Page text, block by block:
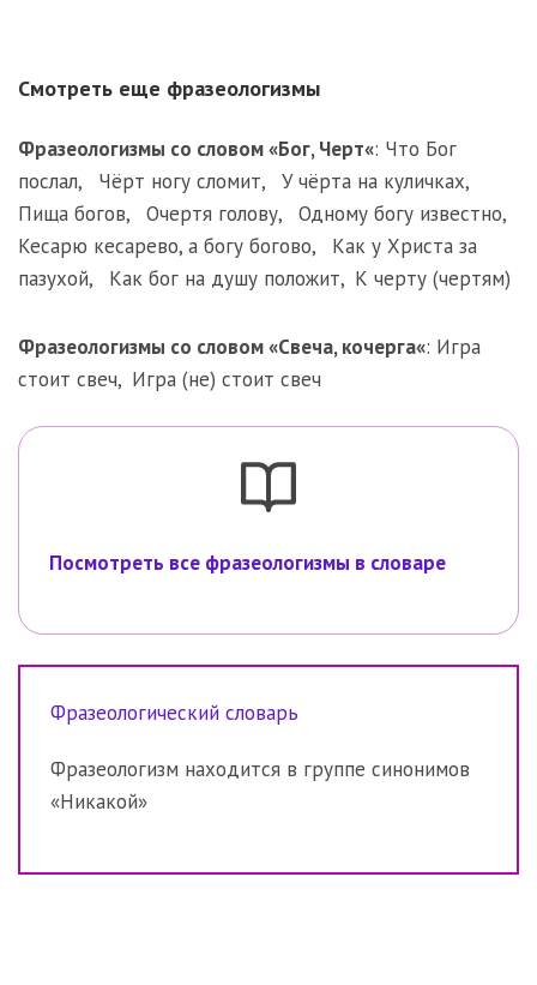
Смотреть еще фразеологизмы
Фразеологизмы со словом «Бог,Черт«: Что Бог
послал, Чёрт ногу сломит, У чёрта на куличках,
Пища богов, Очертя голову, Одному богу известно,
Кесарю кесарево, а богу богово, Как у Христа за
пазухой, Как бог на душу положит, К черту (чертям)
Фразеологизмы со словом «Свеча,кочерга«: Игра
стоит свеч, Игра (не) стоит свеч
Посмотреть все фразеологизмы в словаре
Фразеологический словарь
Фразеологизм находится в группе синонимов
«Никакой»